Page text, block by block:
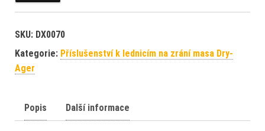
SKU: DX0070
Kategorie: Příslušenství k lednicím na zrání masa Dry-
Ager
Popis Další informace